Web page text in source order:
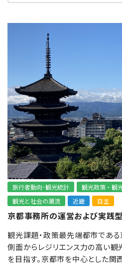
旅行者動向･観光統計 観光政策・観
観光と社会の潮流
近畿 自主
京都事務所の運営および実践型
観光課題・政策最先端都市であ
側面からレジリエンス力の高い観
を目指す。京都市を中心とした関